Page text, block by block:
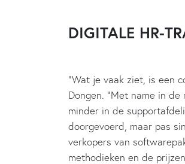
DIGITALE HR-
“Wat je vaak ziet, is een
Dongen. “Met name in
minder in de
doorgevoerd, maar pas
verkopers van
methodieken en de